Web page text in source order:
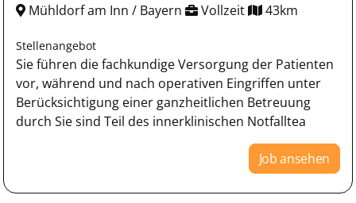
Mühldorf am Inn / Bayern Vollzeit 43km
Stellenangebot
Sie führen die fachkundige Versorgung der Patienten
vor, während und nach operativen Eingriffen unter
Berücksichtigung einer ganzheitlichen Betreuung
durch Sie sind Teil des innerklinischen Notfalltea
Job ansehen